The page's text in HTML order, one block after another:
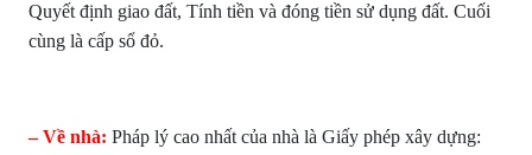
Quyết định giao đất, Tính tiền và đóng tiền sử dụng đất. Cuối
cùng là cấp sổ đỏ.
– Về nhà: Pháp lý cao nhất của nhà là Giấy phép xây dựng: